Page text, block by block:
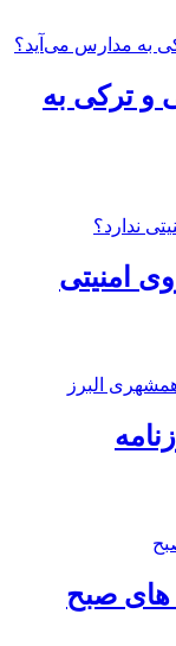
و ترکی به
امنیتی
های صبح